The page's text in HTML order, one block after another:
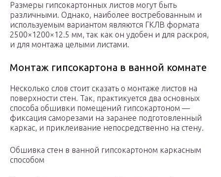
Размеры гипсокартонных листов могут быть
различными. Однако, наиболее востребованным и
используемым вариантом являются ГКЛВ формата
2500×1200×12.5 мм, так как он удобен и для раскроя,
и для монтажа целыми листами.
Монтаж гипсокартона в ванной комнате
Несколько слов стоит сказать о монтаже листов на
поверхности стен. Так, практикуется два основных
способа обшивки помещений гипсокартоном —
фиксация саморезами на заранее подготовленный
каркас, и приклеивание непосредственно на стену.
Обшивка стен в ванной гипсокартоном каркасным
способом